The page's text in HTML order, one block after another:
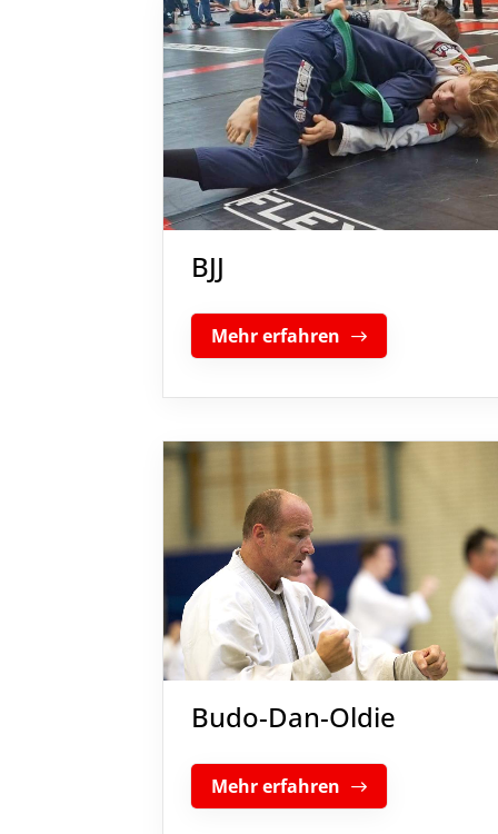
BJJ
Mehr erfahren
Budo-Dan-Oldie
Mehr erfahren